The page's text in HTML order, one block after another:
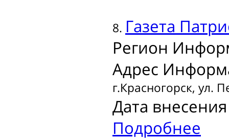
8. Газета
Регион
Адрес
г.Красногорск, ул.
Дата
Подробнее